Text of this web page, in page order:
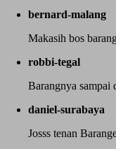
bernard-malang
Makasih bos
robbi-tegal
Barangnya sampai
daniel-surabaya
Josss tenan